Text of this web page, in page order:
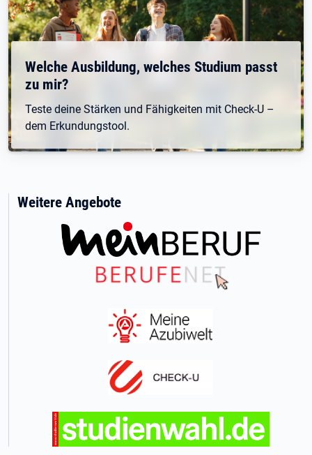
Welche Ausbildung, welches Studium passt
zu mir?
Teste deine Stärken und Fähigkeiten mit Check-U –
dem Erkundungstool.
Weitere Angebote